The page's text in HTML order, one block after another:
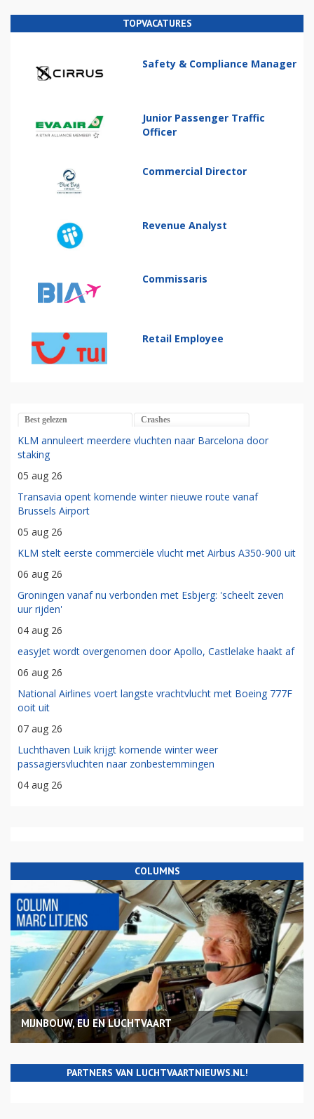
TOPVACATURES
Safety & Compliance Manager
Junior Passenger Traffic
Officer
Commercial Director
Revenue Analyst
Commissaris
Retail Employee
Best gelezen Crashes
KLM annuleert meerdere vluchten naar Barcelona door
staking
05 aug 26
Transavia opent komende winter nieuwe route vanaf
Brussels Airport
05 aug 26
KLM stelt eerste commerciële vlucht met Airbus A350-900 uit
06 aug 26
Groningen vanaf nu verbonden met Esbjerg: 'scheelt zeven
uur rijden'
04 aug 26
easyJet wordt overgenomen door Apollo, Castlelake haakt af
06 aug 26
National Airlines voert langste vrachtvlucht met Boeing 777F
ooit uit
07 aug 26
Luchthaven Luik krijgt komende winter weer
passagiersvluchten naar zonbestemmingen
04 aug 26
COLUMNS
MIJNBOUW, EU EN LUCHTVAART
PARTNERS VAN LUCHTVAARTNIEUWS.NL!